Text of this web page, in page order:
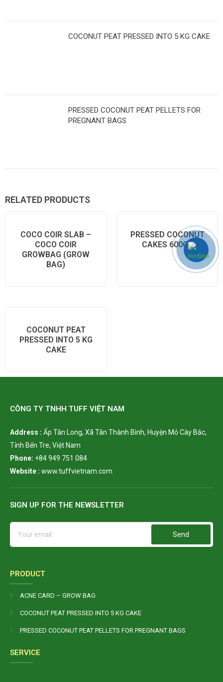
COCONUT PEAT PRESSED INTO 5 KG CAKE
PRESSED COCONUT PEAT PELLETS FOR
PREGNANT BAGS
RELATED PRODUCTS
COCO COIR SLAB –
COCO COIR
GROWBAG (GROW
BAG)
PRESSED COCONUT
CAKES 600GR
COCONUT PEAT
PRESSED INTO 5 KG
CAKE
CÔNG TY TNHH TUFF VIỆT NAM
Address : Ấp Tân Long, Xã Tân Thành Bình, Huyện Mỏ Cày Bắc,
Tỉnh Bến Tre, Việt Nam
Phone: +84 949 751 084
Website : www.tuffvietnam.com
SIGN UP FOR THE NEWSLETTER
Send
PRODUCT
ACNE CARD – GROW BAG
COCONUT PEAT PRESSED INTO 5 KG CAKE
PRESSED COCONUT PEAT PELLETS FOR PREGNANT BAGS
SERVICE